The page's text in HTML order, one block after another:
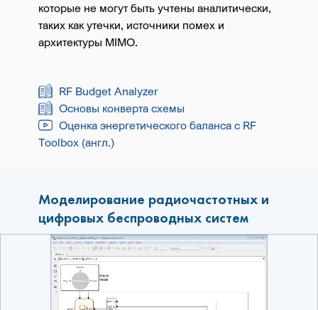
которые не могут быть учтены аналитически,
таких как утечки, источники помех и
архитектуры MIMO.
RF Budget Analyzer
Основы конверта схемы
Оценка энергетического баланса с RF
Toolbox (англ.)
Моделирование радиочастотных и
цифровых беспроводных систем